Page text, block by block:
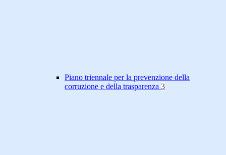
Piano triennale per la prevenzione della
corruzione e della trasparenza 3